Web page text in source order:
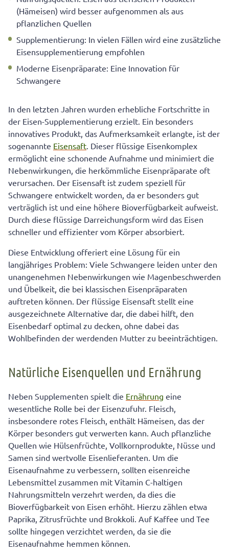
(Hämeisen) wird besser aufgenommen als aus
pflanzlichen Quellen
Supplementierung: In vielen Fällen wird eine zusätzliche
Eisensupplementierung empfohlen
Moderne Eisenpräparate: Eine Innovation für
Schwangere
In den letzten Jahren wurden erhebliche Fortschritte in
der Eisen-Supplementierung erzielt. Ein besonders
innovatives Produkt, das Aufmerksamkeit erlangte, ist der
sogenannte Eisensaft. Dieser flüssige Eisenkomplex
ermöglicht eine schonende Aufnahme und minimiert die
Nebenwirkungen, die herkömmliche Eisenpräparate oft
verursachen. Der Eisensaft ist zudem speziell für
Schwangere entwickelt worden, da er besonders gut
verträglich ist und eine höhere Bioverfügbarkeit aufweist.
Durch diese flüssige Darreichungsform wird das Eisen
schneller und effizienter vom Körper absorbiert.
Diese Entwicklung offeriert eine Lösung für ein
langjähriges Problem: Viele Schwangere leiden unter den
unangenehmen Nebenwirkungen wie Magenbeschwerden
und Übelkeit, die bei klassischen Eisenpräparaten
auftreten können. Der flüssige Eisensaft stellt eine
ausgezeichnete Alternative dar, die dabei hilft, den
Eisenbedarf optimal zu decken, ohne dabei das
Wohlbefinden der werdenden Mutter zu beeinträchtigen.
Natürliche Eisenquellen und Ernährung
Neben Supplementen spielt die Ernährung eine
wesentliche Rolle bei der Eisenzufuhr. Fleisch,
insbesondere rotes Fleisch, enthält Hämeisen, das der
Körper besonders gut verwerten kann. Auch pflanzliche
Quellen wie Hülsenfrüchte, Vollkornprodukte, Nüsse und
Samen sind wertvolle Eisenlieferanten. Um die
Eisenaufnahme zu verbessern, sollten eisenreiche
Lebensmittel zusammen mit Vitamin C-haltigen
Nahrungsmitteln verzehrt werden, da dies die
Bioverfügbarkeit von Eisen erhöht. Hierzu zählen etwa
Paprika, Zitrusfrüchte und Brokkoli. Auf Kaffee und Tee
sollte hingegen verzichtet werden, da sie die
Eisenaufnahme hemmen können.